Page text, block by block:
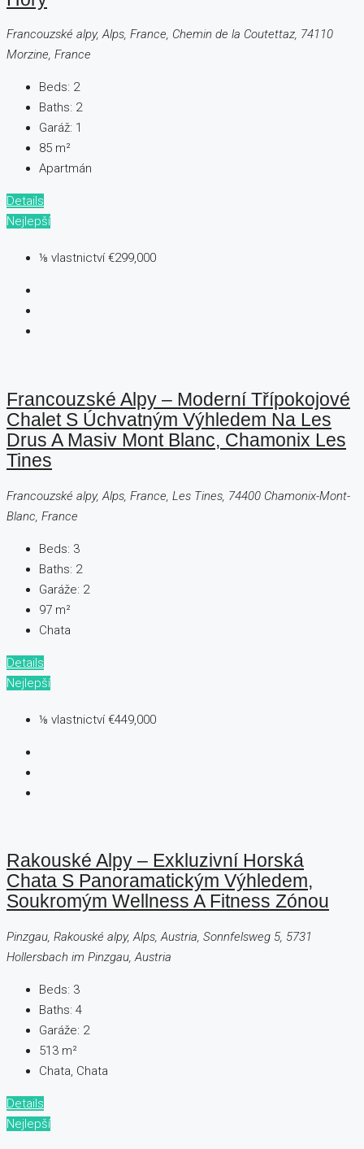
Francouzské alpy, Alps, France, Chemin de la Coutettaz, 74110
Morzine, France
Beds: 2
Baths: 2
Garáž: 1
85 m²
Apartmán
Details
Nejlepší
⅛ vlastnictví€299,000
Francouzské Alpy – Moderní Třípokojové
Chalet S Úchvatným Výhledem Na Les
Drus A Masiv Mont Blanc, Chamonix Les
Tines
Francouzské alpy, Alps, France, Les Tines, 74400 Chamonix-Mont-
Blanc, France
Beds: 3
Baths: 2
Garáže: 2
97 m²
Chata
Details
Nejlepší
⅛ vlastnictví€449,000
Rakouské Alpy – Exkluzivní Horská
Chata S Panoramatickým Výhledem,
Soukromým Wellness A Fitness Zónou
Pinzgau, Rakouské alpy, Alps, Austria, Sonnfelsweg 5, 5731
Hollersbach im Pinzgau, Austria
Beds: 3
Baths: 4
Garáže: 2
513 m²
Chata, Chata
Details
Nejlepší